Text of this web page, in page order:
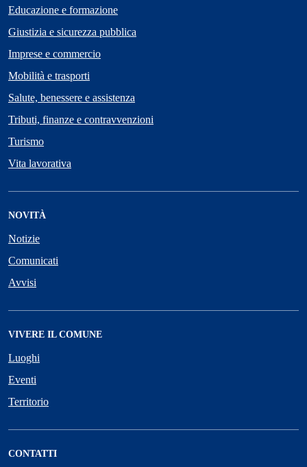
Educazione e formazione
Giustizia e sicurezza pubblica
Imprese e commercio
Mobilità e trasporti
Salute, benessere e assistenza
Tributi, finanze e contravvenzioni
Turismo
Vita lavorativa
NOVITÀ
Notizie
Comunicati
Avvisi
VIVERE IL COMUNE
Luoghi
Eventi
Territorio
CONTATTI